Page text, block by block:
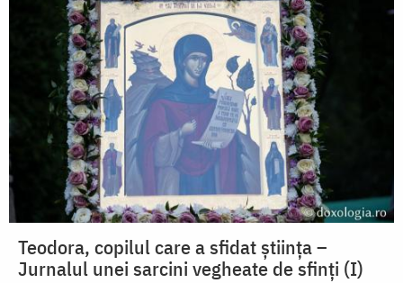
Teodora, copilul care a sfidat știința –
Jurnalul unei sarcini vegheate de sfinți (I)